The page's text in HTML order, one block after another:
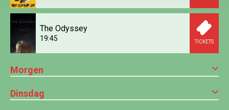
The Odyssey
19:45 TICKETS
Morgen
Dinsdag